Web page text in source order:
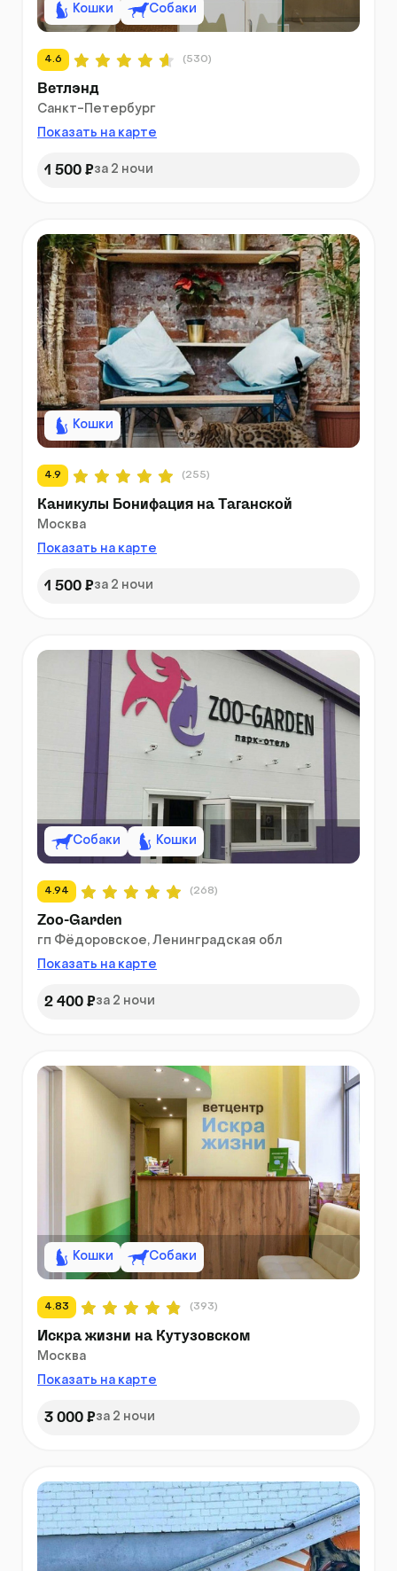
Кошки Собаки
4.6 (530)
Ветлэнд
Санкт-Петербург
Показать на карте
1 500 ₽за 2 ночи
Кошки
4.9 (255)
Каникулы Бонифация на Таганской
Москва
Показать на карте
1 500 ₽за 2 ночи
Собаки Кошки
4.94 (268)
Zoo-Garden
гп Фёдоровское, Ленинградская обл
Показать на карте
2 400 ₽за 2 ночи
Кошки Собаки
4.83 (393)
Искра жизни на Кутузовском
Москва
Показать на карте
3 000 ₽за 2 ночи